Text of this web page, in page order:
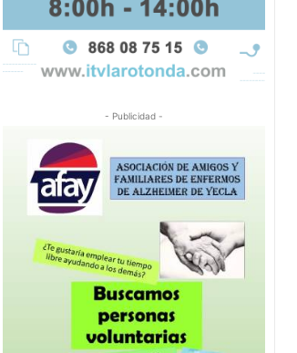
- Publicidad -